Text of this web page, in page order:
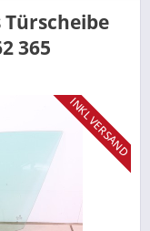
365
INKL VERSAND